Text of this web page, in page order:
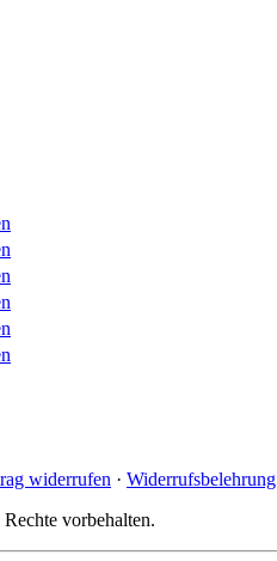
widerrufen · Widerrufsbelehrung
vorbehalten.